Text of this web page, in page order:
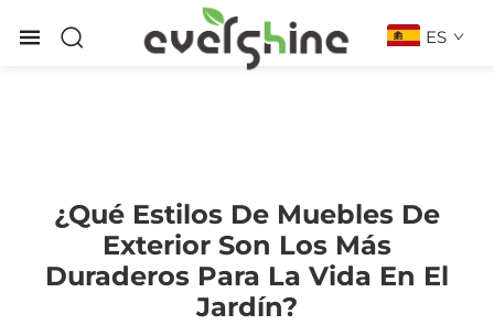
ES
¿Qué Estilos De Muebles De
Exterior Son Los Más
Duraderos Para La Vida En El
Jardín?